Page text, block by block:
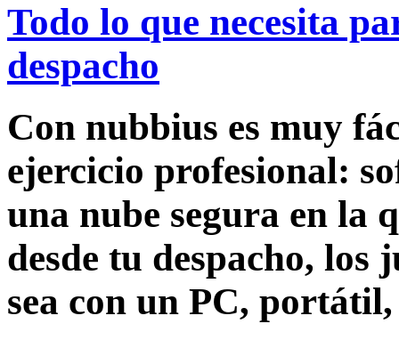
Todo lo que necesita
despacho
Con nubbius es muy
ejercicio profesional:
una nube segura en la
desde tu despacho,
sea con un PC, portátil,